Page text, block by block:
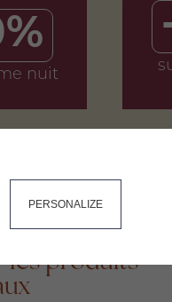
nuit
les produits
PERSONALIZE